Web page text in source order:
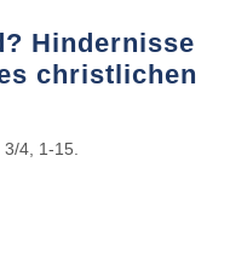
Hindernisse
christlichen
4, 1-15.